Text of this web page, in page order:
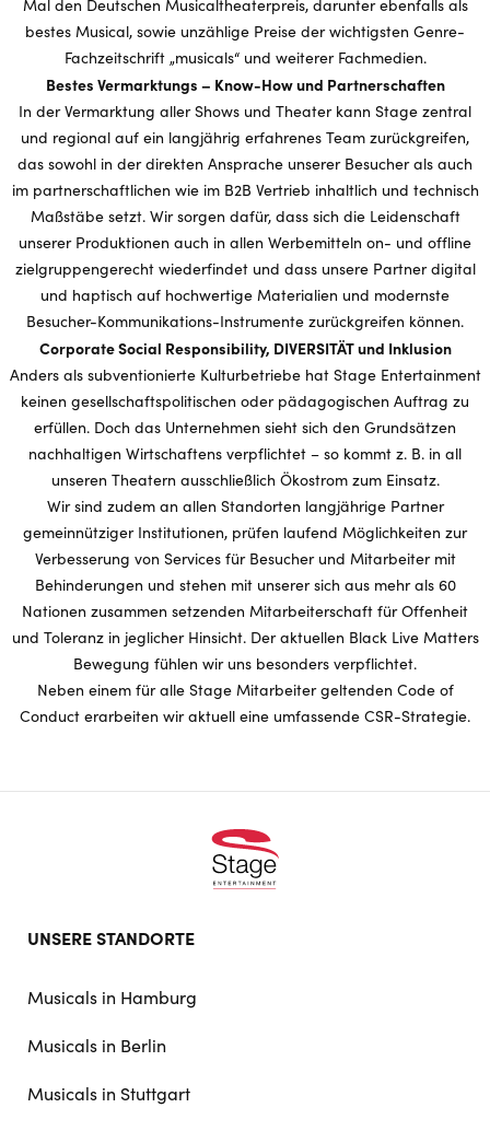
Mal den Deutschen Musicaltheaterpreis, darunter ebenfalls als
bestes Musical, sowie unzählige Preise der wichtigsten Genre-
Fachzeitschrift „musicals“ und weiterer Fachmedien.
Bestes Vermarktungs – Know-How und Partnerschaften
In der Vermarktung aller Shows und Theater kann Stage zentral
und regional auf ein langjährig erfahrenes Team zurückgreifen,
das sowohl in der direkten Ansprache unserer Besucher als auch
im partnerschaftlichen wie im B2B Vertrieb inhaltlich und technisch
Maßstäbe setzt. Wir sorgen dafür, dass sich die Leidenschaft
unserer Produktionen auch in allen Werbemitteln on- und offline
zielgruppengerecht wiederfindet und dass unsere Partner digital
und haptisch auf hochwertige Materialien und modernste
Besucher-Kommunikations-Instrumente zurückgreifen können.
Corporate Social Responsibility, DIVERSITÄT und Inklusion
Anders als subventionierte Kulturbetriebe hat Stage Entertainment
keinen gesellschaftspolitischen oder pädagogischen Auftrag zu
erfüllen. Doch das Unternehmen sieht sich den Grundsätzen
nachhaltigen Wirtschaftens verpflichtet – so kommt z. B. in all
unseren Theatern ausschließlich Ökostrom zum Einsatz.
Wir sind zudem an allen Standorten langjährige Partner
gemeinnütziger Institutionen, prüfen laufend Möglichkeiten zur
Verbesserung von Services für Besucher und Mitarbeiter mit
Behinderungen und stehen mit unserer sich aus mehr als 60
Nationen zusammen setzenden Mitarbeiterschaft für Offenheit
und Toleranz in jeglicher Hinsicht. Der aktuellen Black Live Matters
Bewegung fühlen wir uns besonders verpflichtet.
Neben einem für alle Stage Mitarbeiter geltenden Code of
Conduct erarbeiten wir aktuell eine umfassende CSR-Strategie.
UNSERE STANDORTE
Musicals in Hamburg
Musicals in Berlin
Musicals in Stuttgart